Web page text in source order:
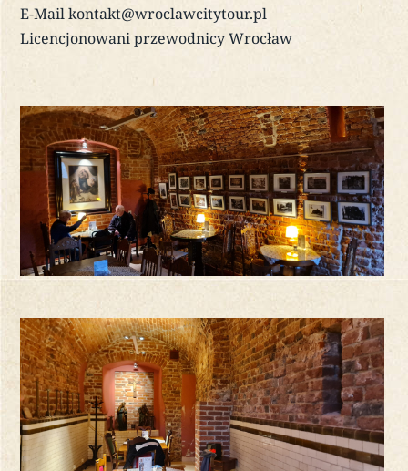
E-Mail kontakt@wroclawcitytour.pl
Licencjonowani przewodnicy Wrocław